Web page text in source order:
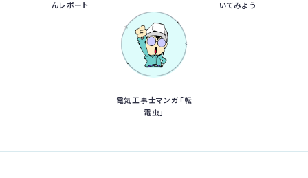
んレポート
いてみよう
電気工事士マンガ「転
電虫」